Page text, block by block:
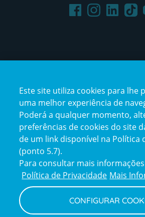
FacebookInstagramLinkedInTikTok
Reclamações
e
elogios
Este site utiliza cookies para lhe
uma melhor experiência de
Poderá a qualquer momento,
preferências de cookies do site
de um link disponível na Política
(ponto 5.7).
Para consultar mais
Política de Privacidade Mais
CONFIGURAR